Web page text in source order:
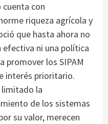
cuenta con
riqueza agrícola y
que hasta ahora no
ni una política
promover los SIPAM
interés prioritario.
limitado la
de los sistemas
su valor, merecen